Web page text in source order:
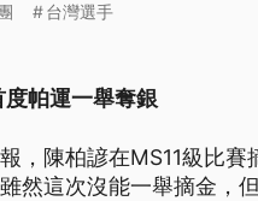
台灣選手
帕運一舉奪銀
，陳柏諺在MS11級比
然這次沒能一舉摘金，